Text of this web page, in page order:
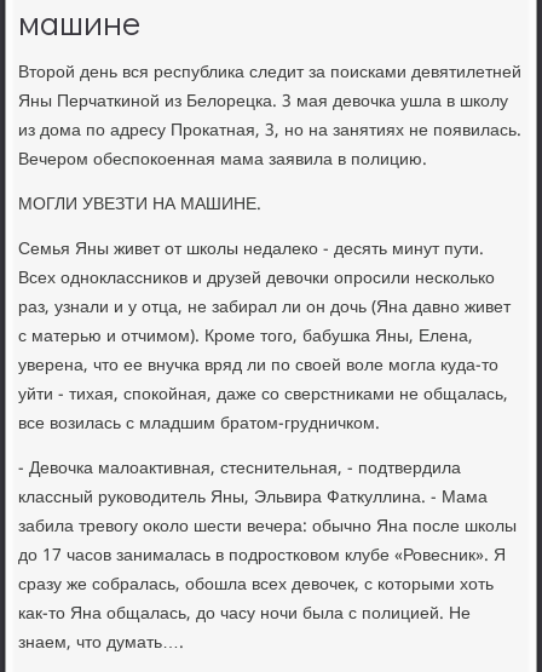
машине
Второй день вся республика следит за поисками девятилетней
Яны Перчаткиной из Белорецка. 3 мая девочка ушла в школу
из дома по адресу Прокатная, 3, но на занятиях не появилась.
Вечером обеспокоенная мама заявила в полицию.
МОГЛИ УВЕЗТИ НА МАШИНЕ.
Семья Яны живет от школы недалеко - десять минут пути.
Всех одноклассников и друзей девочки опросили несколько
раз, узнали и у отца, не забирал ли он дочь (Яна давно живет
с матерью и отчимом). Кроме того, бабушка Яны, Елена,
уверена, что ее внучка вряд ли по своей воле могла куда-то
уйти - тихая, спокойная, даже со сверстниками не общалась,
все возилась с младшим братом-грудничком.
- Девочка малоактивная, стеснительная, - подтвердила
классный руководитель Яны, Эльвира Фаткуллина. - Мама
забила тревогу около шести вечера: обычно Яна после школы
до 17 часов занималась в подростковом клубе «Ровесник». Я
сразу же собралась, обошла всех девочек, с которыми хоть
как-то Яна общалась, до часу ночи была с полицией. Не
знаем, что думать….